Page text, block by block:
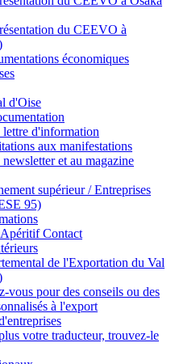
du CEEVO à
économiques
d'Oise
d'information
aux manifestations
et au magazine
supérieur / Entreprises
95)
Contact
de l'Exportation du Val
vous pour des conseils ou des
à l'export
votre traducteur, trouvez-le